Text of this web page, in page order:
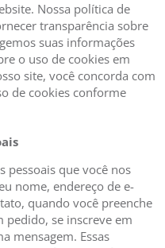
Nossa política de
transparência sobre
suas informações
o uso de cookies em
site, você concorda com
de cookies conforme
pessoais que você nos
nome, endereço de e-
quando você preenche
se inscreve em
mensagem. Essas